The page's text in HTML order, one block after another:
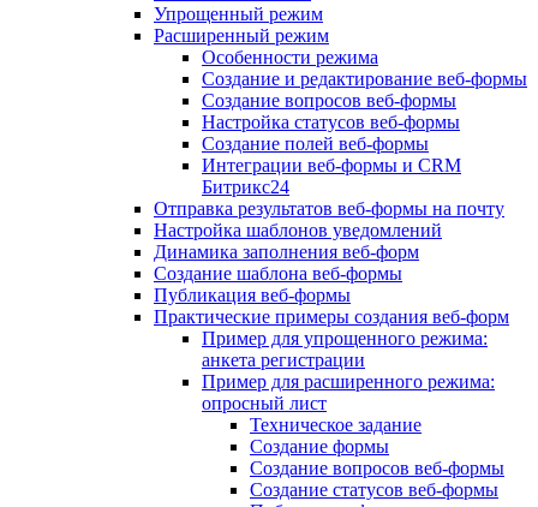
Упрощенный режим
Расширенный режим
Особенности режима
Создание и редактирование веб-формы
Создание вопросов веб-формы
Настройка статусов веб-формы
Создание полей веб-формы
Интеграции веб-формы и CRM
Битрикс24
Отправка результатов веб-формы на почту
Настройка шаблонов уведомлений
Динамика заполнения веб-форм
Создание шаблона веб-формы
Публикация веб-формы
Практические примеры создания веб-форм
Пример для упрощенного режима:
анкета регистрации
Пример для расширенного режима:
опросный лист
Техническое задание
Создание формы
Создание вопросов веб-формы
Создание статусов веб-формы